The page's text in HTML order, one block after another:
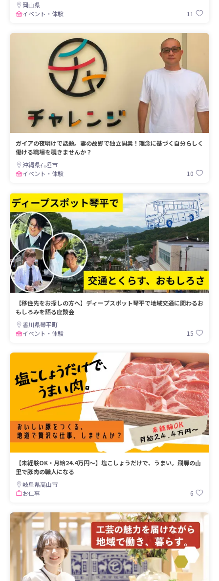
岡山県
イベント・体験
11
ガイアの夜明けで話題。妻の故郷で独立開業！理念に基づく自分らしく
働ける職場を覗きませんか？
沖縄県石垣市
イベント・体験
10
【移住先をお探しの方へ】ディープスポット琴平で地域交通に関わるお
もしろみを語る座談会
香川県琴平町
イベント・体験
15
【未経験OK・月給24.4万円〜】塩こしょうだけで、うまい。飛騨の山
里で豚肉の職人になる
岐阜県高山市
お仕事
6